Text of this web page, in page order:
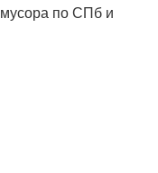
по СПб и